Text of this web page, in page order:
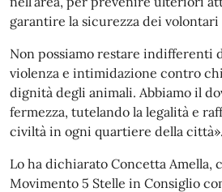
garantire la sicurezza dei
Non possiamo restare indifferenti
violenza e intimidazione contro
dignità degli animali. Abbiamo il
fermezza, tutelando la legalità e
civiltà in ogni quartiere della città».
Lo ha dichiarato Concetta Amella,
Movimento 5 Stelle in Consiglio